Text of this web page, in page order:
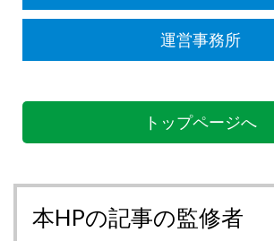
運営事務所
トップページへ
本HPの記事の監修者